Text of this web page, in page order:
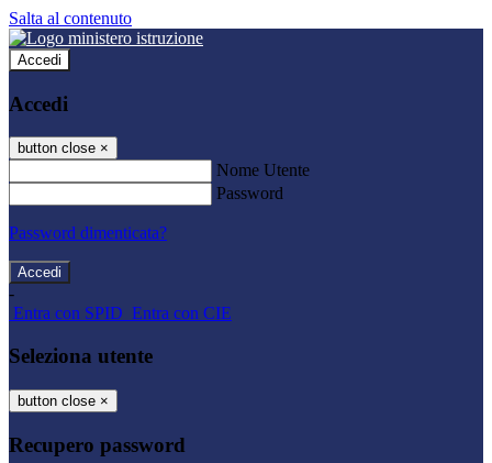
Salta al contenuto
Accedi
Accedi
button close ×
Nome Utente
Password
Password dimenticata?
-
Entra con SPID Entra con CIE
Seleziona utente
button close ×
Recupero password